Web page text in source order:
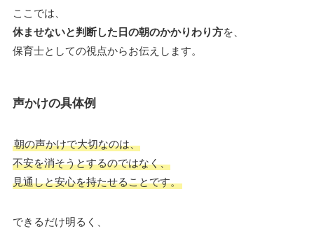
ここでは、
休ませないと判断した日の朝のかかりわり方を、
保育士としての視点からお伝えします。
声かけの具体例
朝の声かけで大切なのは、
不安を消そうとするのではなく、
見通しと安心を持たせることです。
できるだけ明るく、